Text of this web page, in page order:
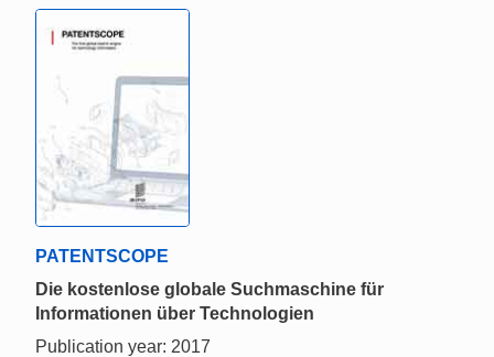
PATENTSCOPE
Die kostenlose globale Suchmaschine für
Informationen über Technologien
Publication year: 2017